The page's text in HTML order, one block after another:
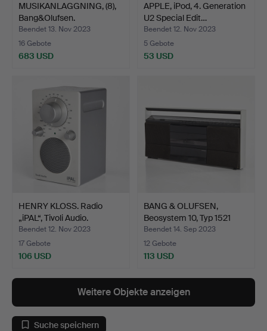
MUSIKANLAGGNING, (8),
Bang&Olufsen.
Beendet 13. Nov 2023
16 Gebote
683 USD
APPLE, iPod, 4. Generation
U2 Special Edit…
Beendet 12. Nov 2023
5 Gebote
53 USD
HENRY KLOSS. Radio
„iPAL“, Tivoli Audio.
Beendet 12. Nov 2023
17 Gebote
106 USD
BANG & OLUFSEN,
Beosystem 10, Typ 1521
Rad…
Beendet 14. Sep 2023
12 Gebote
113 USD
Weitere Objekte anzeigen
Suche speichern